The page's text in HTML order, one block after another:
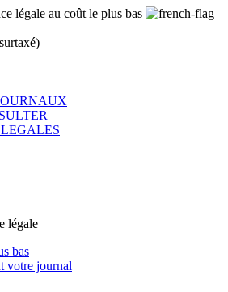
légale au coût le plus bas
légale
bas
votre journal